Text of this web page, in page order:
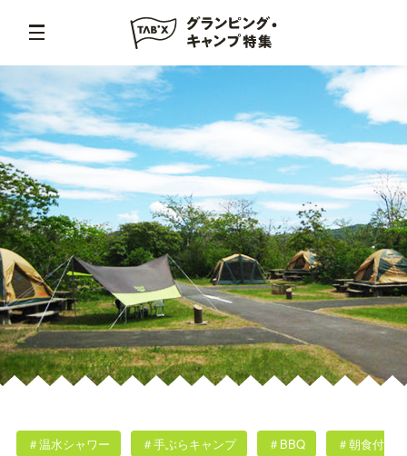
休暇村 伊良湖（いらご）
＃温水シャワー ＃手ぶらキャンプ ＃BBQ
＃朝食付